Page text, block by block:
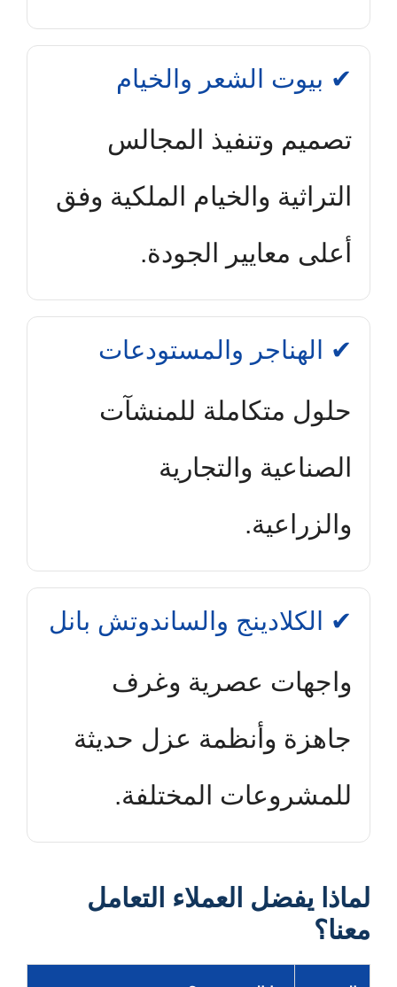
✔ بيوت الشعر والخيام
تصميم وتنفيذ المجالس
التراثية والخيام الملكية وفق
أعلى معايير الجودة.
✔ الهناجر والمستودعات
حلول متكاملة للمنشآت
الصناعية والتجارية
والزراعية.
✔ الكلادينج والساندوتش بانل
واجهات عصرية وغرف
جاهزة وأنظمة عزل حديثة
للمشروعات المختلفة.
لماذا يفضل العملاء التعامل
معنا؟